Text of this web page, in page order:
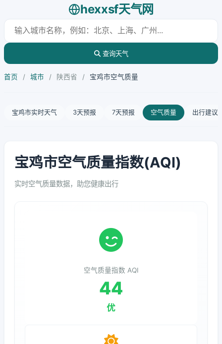
hexxsf天气网
查询天气
首页 / 城市 / 陕西省 / 宝鸡市空气质量
宝鸡市实时天气 3天预报 7天预报 空气质量 出行建议
宝鸡市空气质量指数(AQI)
实时空气质量数据，助您健康出行
空气质量指数 AQI
44
优